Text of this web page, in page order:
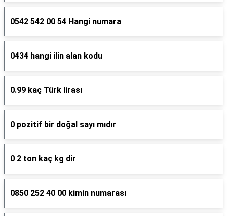
0542 542 00 54 Hangi numara
0434 hangi ilin alan kodu
0.99 kaç Türk lirası
0 pozitif bir doğal sayı mıdır
0 2 ton kaç kg dir
0850 252 40 00 kimin numarası